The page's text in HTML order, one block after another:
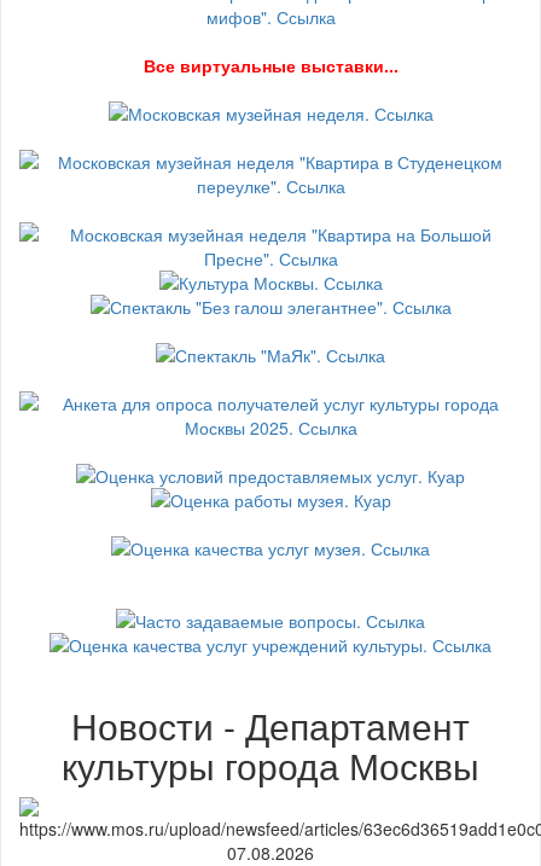
Все виртуальные выставки...
Новости - Департамент
культуры города Москвы
07.08.2026